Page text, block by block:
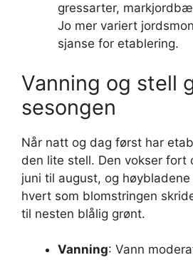
gressarter,
Jo mer variert
sjanse for etablering.
Vanning og stell
sesongen
Når natt og dag først har
den lite stell. Den vokser fort
juni til august, og
hvert som blomstringen
til nesten blålig grønt.
Vanning: Vann